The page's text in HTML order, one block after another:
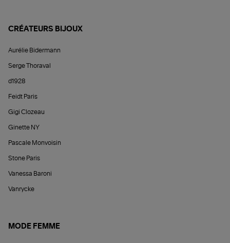
CRÉATEURS BIJOUX
Aurélie Bidermann
Serge Thoraval
d1928
Feidt Paris
Gigi Clozeau
Ginette NY
Pascale Monvoisin
Stone Paris
Vanessa Baroni
Vanrycke
MODE FEMME